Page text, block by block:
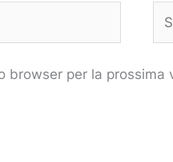
browser per la prossima